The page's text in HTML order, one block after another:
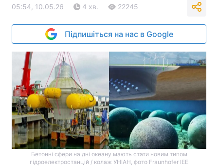
05:54, 10.05.26 4 хв. 22245
Підпишіться на нас в Google
Бетонні сфери на дні океану мають стати новим типом
гідроелектростанцій / колаж УНІАН, фото Fraunhofer IEE